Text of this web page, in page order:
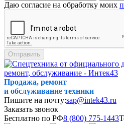
Даю согласие на обработку моих
Отправить
Продажа, ремонт
и обслуживание техники
Пишите на почту:sap@intek43.ru
Заказать звонок
Бесплатно по РФ8 (800) 775-1443